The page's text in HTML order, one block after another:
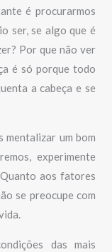
é procurarmos
ser, se algo que é
Por que não ver
é só porque todo
a cabeça e se
um bom
experimente
aos fatores
se preocupe com
das mais